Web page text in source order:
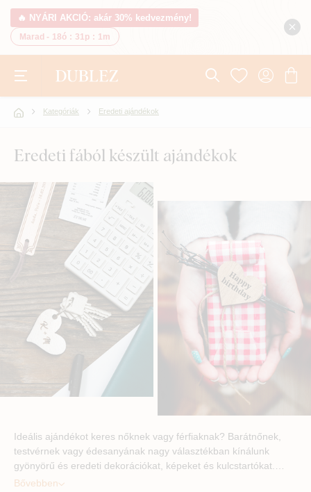
🔥 NYÁRI AKCIÓ: akár 30% kedvezmény!
Marad - 18ó : 31p : 0m
Kategóriák Eredeti ajándékok
Eredeti fából készült ajándékok
Ideális ajándékot keres nőknek vagy férfiaknak? Barátnőnek,
testvérnek vagy édesanyának nagy választékban kínálunk
gyönyörű és eredeti dekorációkat, képeket és kulcstartókat.…
Bővebben